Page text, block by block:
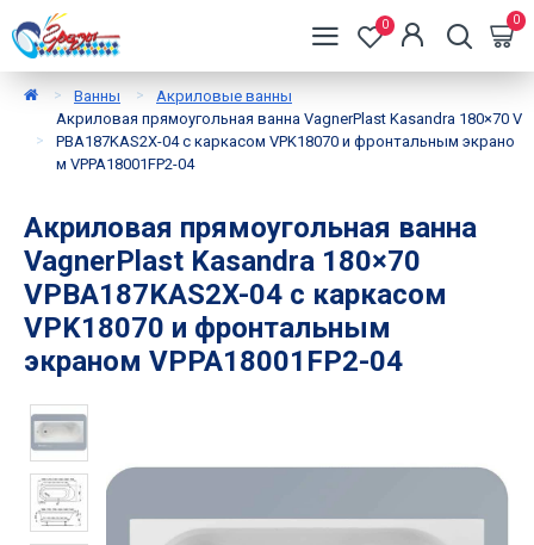
0 0
Ванны
Акриловые ванны
Акриловая прямоугольная ванна VagnerPlast Kasandra 180×70 V
PBA187KAS2X-04 с каркасом VPK18070 и фронтальным экрано
м VPPA18001FP2-04
Акриловая прямоугольная ванна
VagnerPlast Kasandra 180×70
VPBA187KAS2X-04 с каркасом
VPK18070 и фронтальным
экраном VPPA18001FP2-04